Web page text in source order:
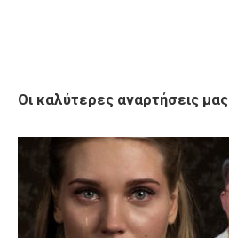
Οι καλύτερες αναρτήσεις μας